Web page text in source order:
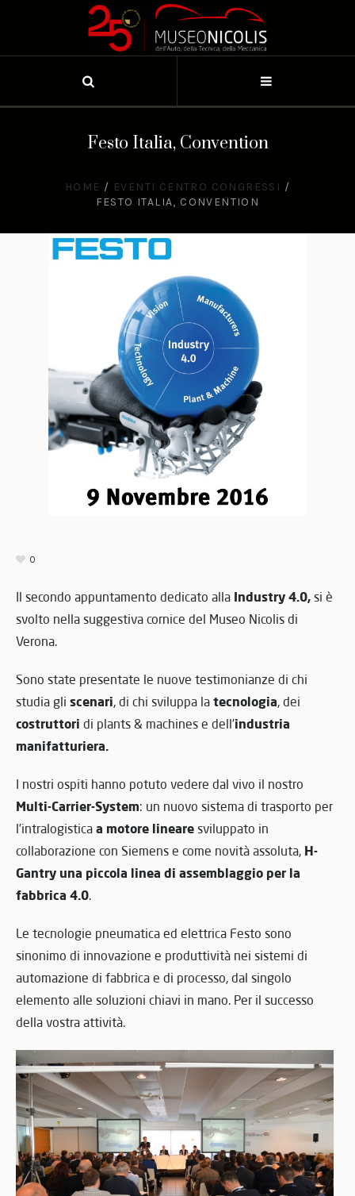
Festo Italia, Convention
HOME / EVENTI CENTRO CONGRESSI /
FESTO ITALIA, CONVENTION
0
Il secondo appuntamento dedicato alla Industry 4.0, si è
svolto nella suggestiva cornice del Museo Nicolis di
Verona.
Sono state presentate le nuove testimonianze di chi
studia gli scenari, di chi sviluppa la tecnologia, dei
costruttori di plants & machines e dell’industria
manifatturiera.
I nostri ospiti hanno potuto vedere dal vivo il nostro
Multi-Carrier-System: un nuovo sistema di trasporto per
l’intralogistica a motore lineare sviluppato in
collaborazione con Siemens e come novità assoluta, H-
Gantry una piccola linea di assemblaggio per la
fabbrica 4.0.
Le tecnologie pneumatica ed elettrica Festo sono
sinonimo di innovazione e produttività nei sistemi di
automazione di fabbrica e di processo, dal singolo
elemento alle soluzioni chiavi in mano. Per il successo
della vostra attività.